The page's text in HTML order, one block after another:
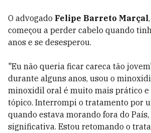
O advogado Felipe Barreto Marçal
começou a perder cabelo quando
anos e se desesperou.
"Eu não queria ficar careca tão
durante alguns anos, usou o
minoxidil oral é muito mais prático e
tópico. Interrompi o tratamento por
quando estava morando fora do
significativa. Estou retomando o